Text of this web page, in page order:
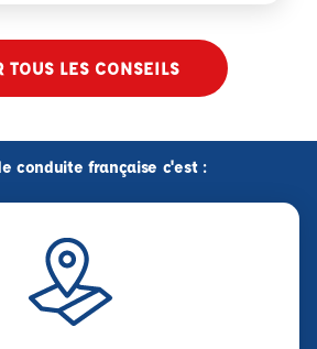
TOUS LES CONSEILS
conduite française c'est :